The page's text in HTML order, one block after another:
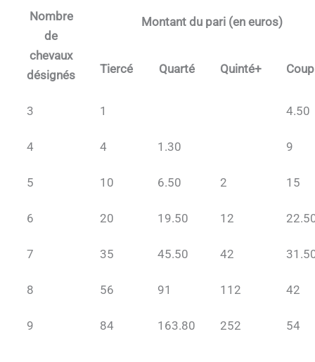
Nombre
de
chevaux
désignés
Montant du pari (en euros)
Tiercé Quarté Quinté+
3 1 4.50
4 4 1.30 9
5 10 6.50 2 15
6 20 19.50 12
7 35 45.50 42
8 56 91 112 42
9 84 163.80 252 54